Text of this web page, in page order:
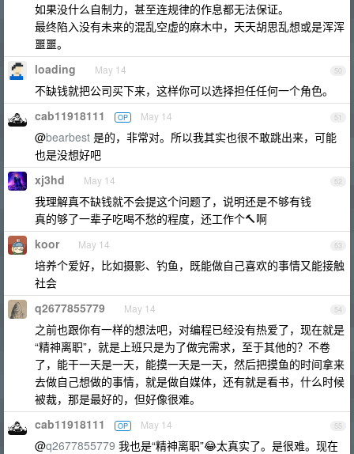
如果没什么自制力，甚至连规律的作息都无法保证。
最终陷入没有未来的混乱空虚的麻木中，天天胡思乱想或是浑浑
噩噩。
50
loading May 14
不缺钱就把公司买下来，这样你可以选择担任任何一个角色。
51
cab11918111 OP May 14
@bearbest 是的，非常对。所以我其实也很不敢跳出来，可能
也是没想好吧
52
xj3hd May 14
我理解真不缺钱就不会提这个问题了，说明还是不够有钱
真的够了一辈子吃喝不愁的程度，还工作个🔨啊
53
koor May 14
培养个爱好，比如摄影、钓鱼，既能做自己喜欢的事情又能接触
社会
54
q2677855779 May 14
之前也跟你有一样的想法吧，对编程已经没有热爱了，现在就是
“精神离职”，就是上班只是为了做完需求，至于其他的？不卷
了，能干一天是一天，能摸一天是一天，然后把摸鱼的时间拿来
去做自己想做的事情，就是做自媒体，还有就是看书，什么时候
被裁，那是最好的，但好像很难。
55
cab11918111 OP May 14
@q2677855779 我也是“精神离职”😂太真实了。是很难。现在